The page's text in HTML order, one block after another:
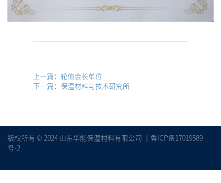
上一篇：轮值会长单位
下一篇：保温材料与技术研究所
版权所有 © 2024 山东华能保温材料有限公司 丨 鲁ICP备17019589
号-2